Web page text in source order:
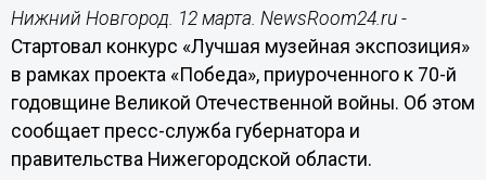
Нижний Новгород. 12 марта. NewsRoom24.ru -
Стартовал конкурс «Лучшая музейная экспозиция»
в рамках проекта «Победа», приуроченного к 70-й
годовщине Великой Отечественной войны. Об этом
сообщает пресс-служба губернатора и
правительства Нижегородской области.